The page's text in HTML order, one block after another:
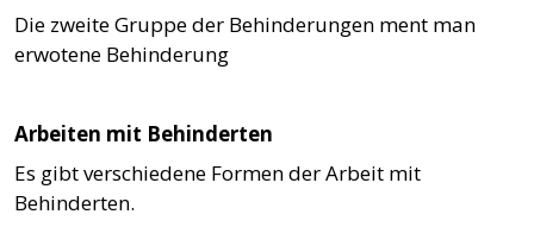
Die zweite Gruppe der Behinderungen ment man
erwotene Behinderung
Arbeiten mit Behinderten
Es gibt verschiedene Formen der Arbeit mit
Behinderten.